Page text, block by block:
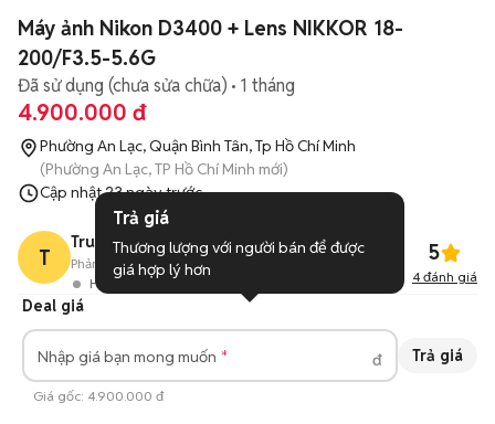
tương tự khác dưới đây nhé!
Máy ảnh Nikon D3400 + Lens NIKKOR 18-
200/F3.5-5.6G
Đã sử dụng (chưa sửa chữa) 1 tháng
4.900.000 đ
Phường An Lạc, Quận Bình Tân, Tp Hồ Chí Minh
(Phường An Lạc, TP Hồ Chí Minh mới)
Cập nhật23 ngày trước
T
Trust Only
Hoạt động 6 phút trước
Phản hồi: 95%16Đã bán 5
4 đánh giá
Deal giá
Nhập giá bạn mong muốn đ Trả giá
Giá gốc: 4.900.000 đ
Trả giá
Thương lượng với người bán để được
giá hợp lý hơn